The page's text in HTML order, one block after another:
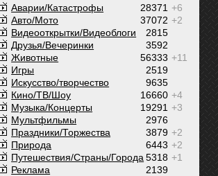
+6
28371
Аварии/Катастрофы
+2
37072
Авто/Мото
2815
Видеооткрытки/Видеоблоги
3592
Друзья/Вечеринки
+11
56333
Животные
2519
Игры
9635
Искусство/творчество
+4
16660
Кино/ТВ/Шоу
+3
19291
Музыка/Концерты
2976
Мультфильмы
+2
3879
Праздники/Торжества
+2
6443
Природа
+1
5318
Путешествия/Cтраны/Города
2139
Реклама